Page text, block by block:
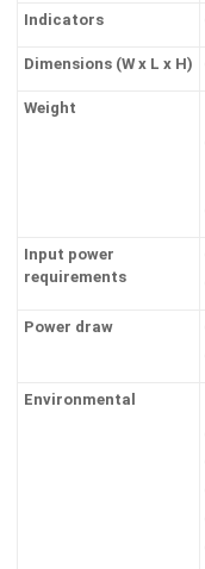
Indicators
Dimensions (W x L x H)
Weight
Input power
requirements
Power draw
Environmental